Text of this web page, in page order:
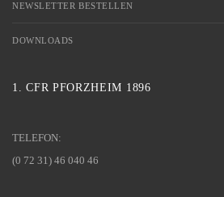
NEWSLETTER BESTELLEN
DOWNLOADS
1. CFR PFORZHEIM 1896
TELEFON:
(0 72 31) 46 040 46